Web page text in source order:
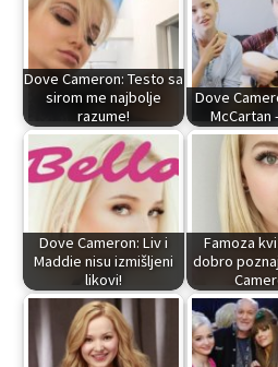
Dove Cameron: Testo sa
sirom me najbolje
razume!
Dove
McCartan
Dove Cameron: Liv i
Maddie nisu izmišljeni
likovi!
Famoza
dobro